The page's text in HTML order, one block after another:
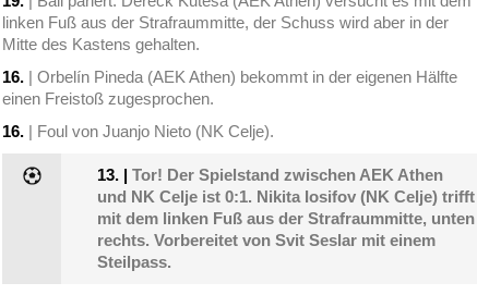
linken Fuß aus der Strafraummitte, der Schuss wird aber in der
Mitte des Kastens gehalten.
16. | Orbelín Pineda (AEK Athen) bekommt in der eigenen Hälfte
einen Freistoß zugesprochen.
16. | Foul von Juanjo Nieto (NK Celje).
13. |Tor! Der Spielstand zwischen AEK Athen
und NK Celje ist 0:1. Nikita Iosifov (NK Celje) trifft
mit dem linken Fuß aus der Strafraummitte, unten
rechts. Vorbereitet von Svit Seslar mit einem
Steilpass.